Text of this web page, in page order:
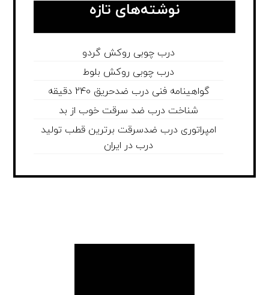
نوشته‌های تازه
درب چوبی روکش گردو
درب چوبی روکش بلوط
گواهینامه فنی درب ضدحریق 240 دقیقه
شناخت درب ضد سرقت خوب از بد
امپراتوری درب ضدسرقت برترین قطب تولید
درب در ایران